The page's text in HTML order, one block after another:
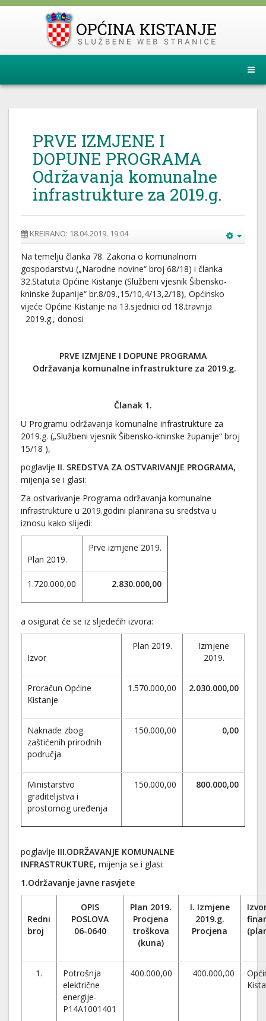
PRVE IZMJENE I
DOPUNE PROGRAMA
Održavanja komunalne
infrastrukture za 2019.g.
KREIRANO: 18.04.2019. 19:04
Na temelju članka 78. Zakona o komunalnom
gospodarstvu („Narodne novine“ broj 68/18) i članka
32.Statuta Općine Kistanje (Službeni vjesnik Šibensko-
kninske županije“ br.8/09.,15/10,4/13,2/18), Općinsko
vijeće Općine Kistanje na 13.sjednici od 18.travnja
2019.g., donosi
PRVE IZMJENE I DOPUNE PROGRAMA
Održavanja komunalne infrastrukture za 2019.g.
Članak 1.
U Programu održavanja komunalne infrastrukture za
2019.g. („Službeni vjesnik Šibensko-kninske županije“ broj
15/18 ),
poglavlje II. SREDSTVA ZA OSTVARIVANJE PROGRAMA,
mijenja se i glasi:
Za ostvarivanje Programa održavanja komunalne
infrastrukture u 2019.godini planirana su sredstva u
iznosu kako slijedi:
Plan 2019.
Prve izmjene 2019.
1.720.000,00 2.830.000,00
a osigurat će se iz sljedećih izvora:
Izvor
Plan 2019.
Izmjene
2019.
Proračun Općine
Kistanje
1.570.000,00 2.030.000,00
Naknade zbog
zaštićenih prirodnih
područja
150.000,00 0,00
Ministarstvo
graditeljstva i
prostornog uređenja
150.000,00 800.000,00
poglavlje III.ODRŽAVANJE KOMUNALNE
INFRASTRUKTURE, mijenja se i glasi:
1.Održavanje javne rasvjete
Redni
broj
OPIS
POSLOVA
06-0640
Plan 2019.
Procjena
troškova
(kuna)
I. Izmjene
2019.g.
Procjena
1.
Potrošnja
električne
energije-
P14A1001401
400.000,00 400.000,00